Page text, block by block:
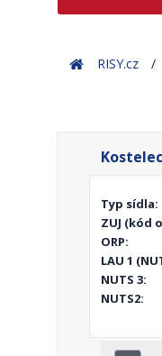
HomeRISY.cz
Typ sídla:
ZUJ (kód
ORP:
LAU 1
NUTS 3:
NUTS2: